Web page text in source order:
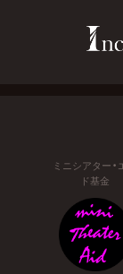
ミニシアター・
ド基金